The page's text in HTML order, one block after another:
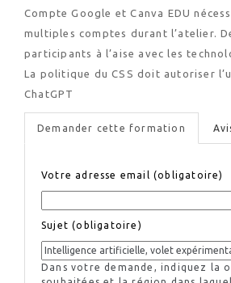
Compte Google et Canva EDU
multiples comptes durant l’atelier.
participants à l’aise avec les
La politique du CSS doit autoriser
ChatGPT
Demander cette formation
Votre adresse email (obligatoire)
Sujet (obligatoire)
Dans votre demande, indiquez la